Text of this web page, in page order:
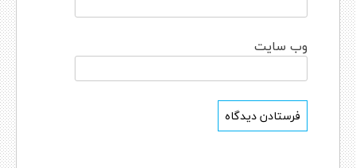
وب‌ سایت